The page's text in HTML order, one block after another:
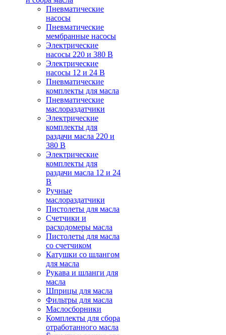
Пневматические
насосы
Пневматические
мембранные насосы
Электрические
насосы 220 и 380 В
Электрические
насосы 12 и 24 В
Пневматические
комплекты для масла
Пневматические
маслораздатчики
Электрические
комплекты для
раздачи масла 220 и
380 В
Электрические
комплекты для
раздачи масла 12 и 24
В
Ручные
маслораздатчики
Пистолеты для масла
Счетчики и
расходомеры масла
Пистолеты для масла
со счетчиком
Катушки со шлангом
для масла
Рукава и шланги для
масла
Шприцы для масла
Фильтры для масла
Маслосборники
Комплекты для сбора
отработанного масла